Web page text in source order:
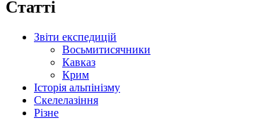
Статті
Звіти експедицій
Восьмитисячники
Кавказ
Крим
Історія альпінізму
Скелелазіння
Різне